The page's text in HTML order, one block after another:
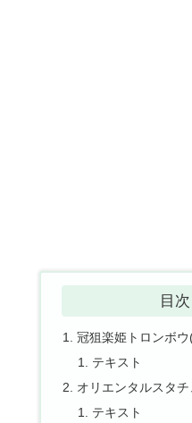
目次
冠狙楽姫トロンボ
テキスト
オリエンタルスタチ
テキスト